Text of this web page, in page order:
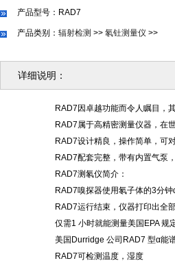
产品型号：RAD7
产品类别： 辐射检测 >> 氡钍测量仪 >>
详细说明：
RAD7因卓越功能而令人瞩目，
RAD7属于高精密测量仪器，在
RAD7设计精良，操作简单，可
RAD7配套完整，带有内置气泵
RAD7测氡仪简介：
RAD7嗅探器使用氡子体的3分
RAD7运行结束，仪器打印出全
仅需1 小时就能测量美国EPA 规
美国 Durridge 公司RAD7 型α能
RAD7可检测温度，湿度